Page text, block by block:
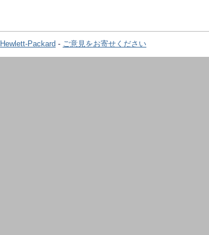
Hewlett-Packard - ご意見をお寄せください